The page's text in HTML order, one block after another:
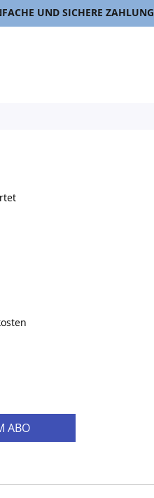
UND SICHERE ZAHLUNG
ABO